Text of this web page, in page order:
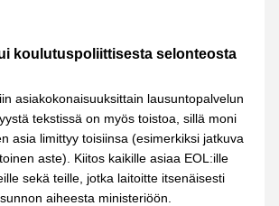
koulutuspoliittisesta selonteosta
asiakokonaisuuksittain lausuntopalvelun
tekstissä on myös toistoa, sillä moni
asia limittyy toisiinsa (esimerkiksi jatkuva
aste). Kiitos kaikille asiaa EOL:ille
sekä teille, jotka laitoitte itsenäisesti
aiheesta ministeriöön.